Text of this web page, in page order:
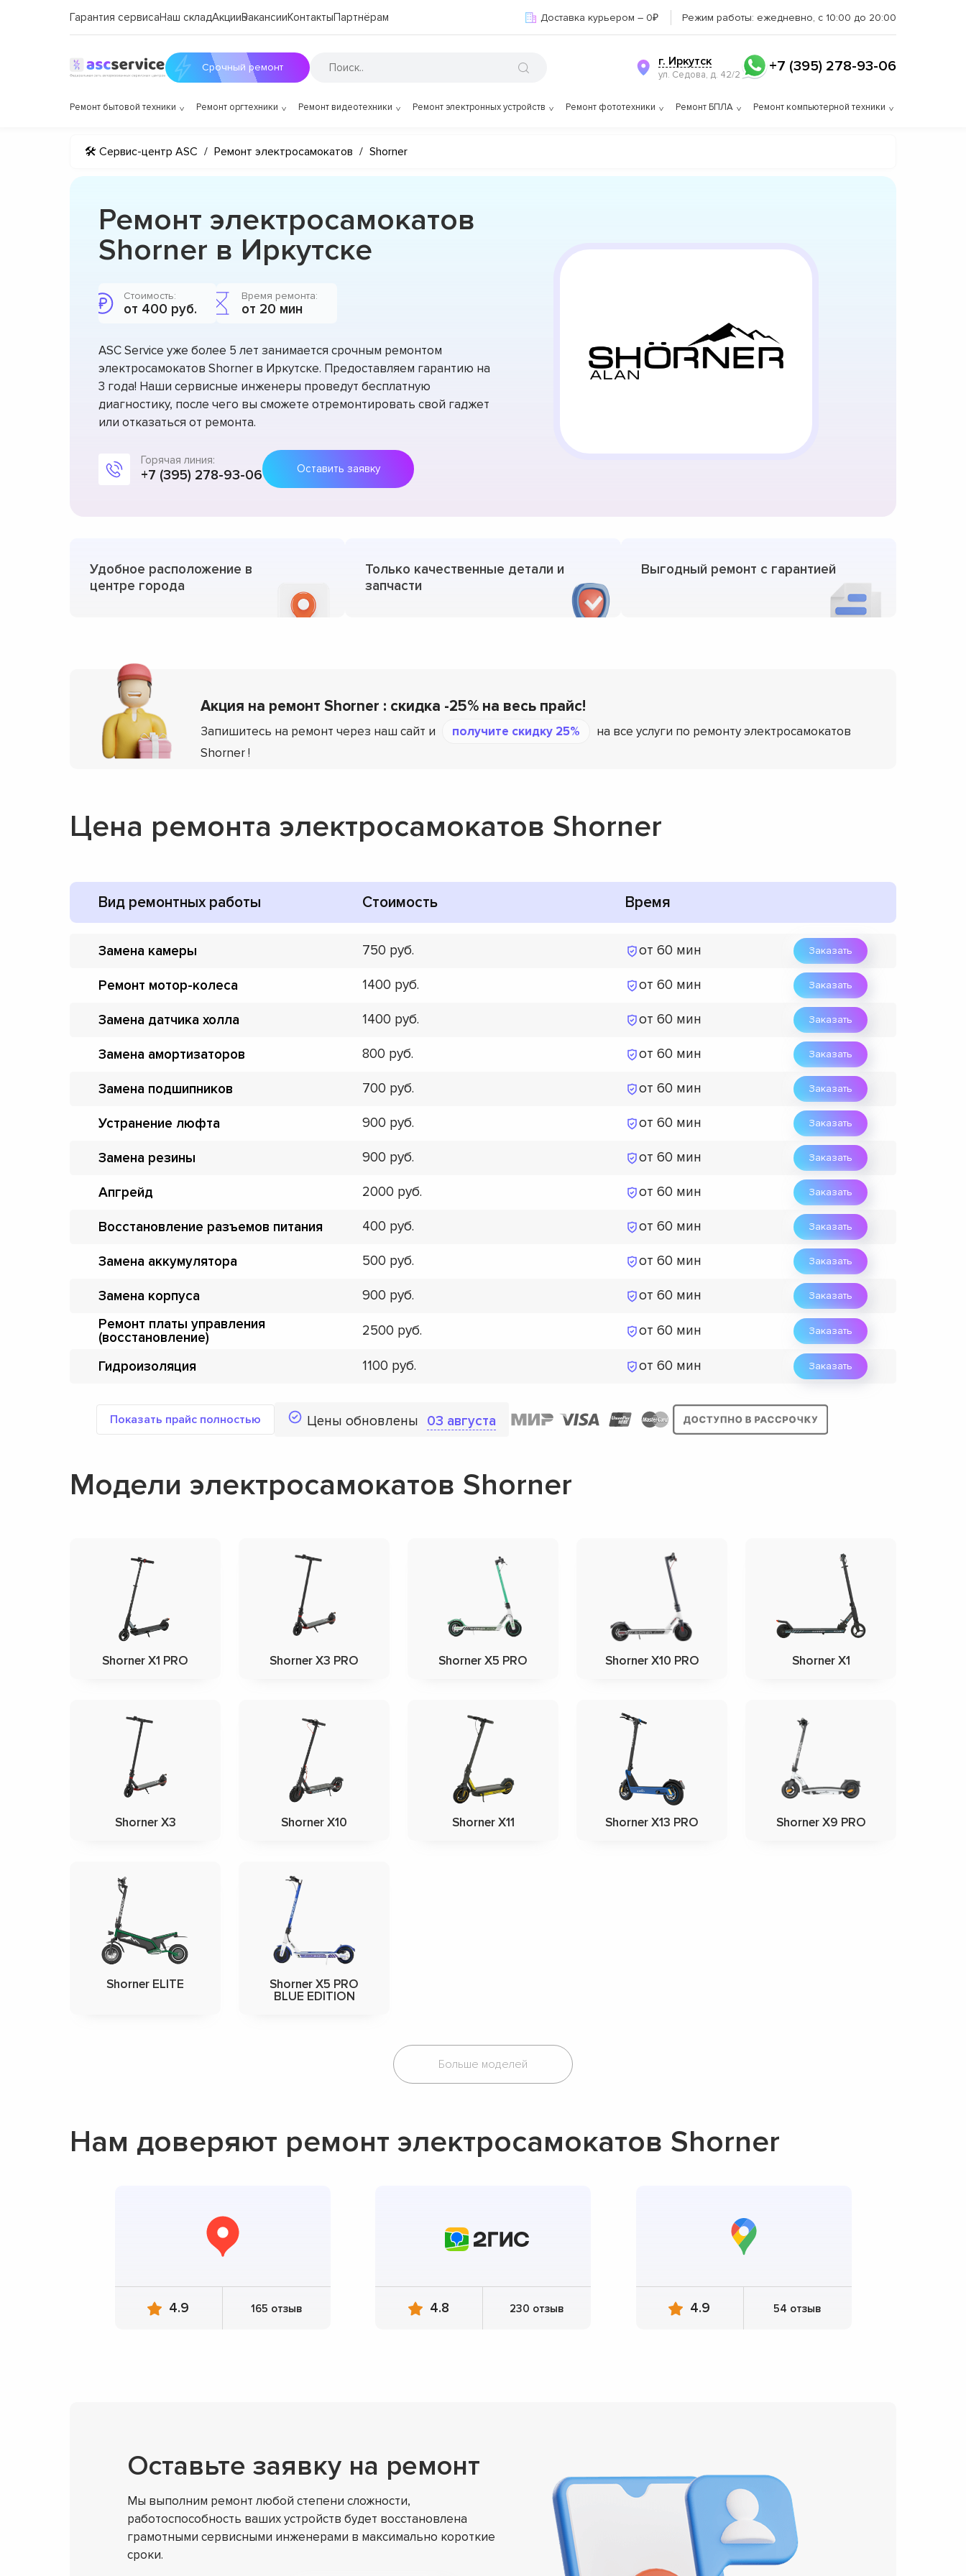
Гарантия сервисаНаш складАкцииВакансииКонтактыПартнёрам Доставка курьером – 0₽ Режим работы: ежедневно, с 10:00 до 20:00
Срочный ремонт г. Иркутск
ул. Седова, д. 42/2 +7 (395) 278-93-06
Ремонт бытовой техники Ремонт оргтехники Ремонт видеотехники Ремонт электронных устройств Ремонт фототехники Ремонт БПЛА Ремонт компьютерной техники
🛠 Сервис-центр ASC / Ремонт электросамокатов / Shorner
Ремонт электросамокатов
Shorner в Иркутске
Стоимость:
от 400 руб.
Время ремонта:
от 20 мин
ASC Service уже более 5 лет занимается срочным ремонтом
электросамокатов Shorner в Иркутске. Предоставляем гарантию на
3 года! Наши сервисные инженеры проведут бесплатную
диагностику, после чего вы сможете отремонтировать свой гаджет
или отказаться от ремонта.
Горячая линия:
+7 (395) 278-93-06 Оставить заявку
Удобное расположение в
центре города
Только качественные детали и
запчасти
Выгодный ремонт с гарантией
Акция на ремонт Shorner : скидка -25% на весь прайс!
Запишитесь на ремонт через наш сайт и получите скидку 25%
на все услуги по ремонту электросамокатов
Shorner !
Цена ремонта электросамокатов Shorner
Вид ремонтных работы Стоимость Время
Замена камеры 750 от 60 мин Заказать
Ремонт мотор-колеса 1400 от 60 мин Заказать
Замена датчика холла 1400 от 60 мин Заказать
Замена амортизаторов 800 от 60 мин Заказать
Замена подшипников 700 от 60 мин Заказать
Устранение люфта 900 от 60 мин Заказать
Замена резины 900 от 60 мин Заказать
Апгрейд 2000 от 60 мин Заказать
Восстановление разъемов питания 400 от 60 мин Заказать
Замена аккумулятора 500 от 60 мин Заказать
Замена корпуса 900 от 60 мин Заказать
Ремонт платы управления
(восстановление)
2500 от 60 мин Заказать
Гидроизоляция 1100 от 60 мин Заказать
Показать прайс полностью Цены обновлены 03 августа
Модели электросамокатов Shorner
Shorner X1 PRO Shorner X3 PRO Shorner X5 PRO Shorner X10 PRO Shorner X1
Shorner X3 Shorner X10 Shorner X11 Shorner X13 PRO Shorner X9 PRO
Shorner ELITE
Shorner X5 PRO
BLUE EDITION
Больше моделей
Нам доверяют ремонт электросамокатов Shorner
4.9 165 отзыв 4.8 230 отзыв 4.9 54 отзыв
Оставьте заявку на ремонт
Мы выполним ремонт любой степени сложности,
работоспособность ваших устройств будет восстановлена
грамотными сервисными инженерами в максимально короткие
сроки.